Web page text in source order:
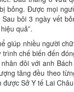
bỏng. Được mọi
bôi 3 ngày vết
quả”.
giúp nhiều người
chế biến đến
đôi với anh
tăng đều theo
Sở Y tế Lai